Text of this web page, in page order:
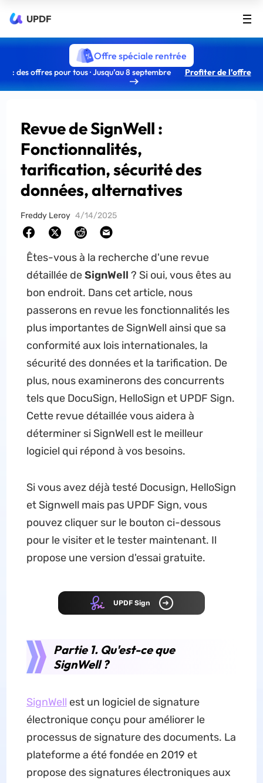
UPDF
Offre spéciale rentrée
: des offres pour tous · Jusqu’au 8 septembre Profiter de l’offre
Revue de SignWell :
Fonctionnalités,
tarification, sécurité des
données, alternatives
Freddy Leroy 4/14/2025
Êtes-vous à la recherche d'une revue
détaillée deSignWell ? Si oui, vous êtes au
bon endroit. Dans cet article, nous
passerons en revue les fonctionnalités les
plus importantes de SignWell ainsi que sa
conformité aux lois internationales, la
sécurité des données et la tarification. De
plus, nous examinerons des concurrents
tels que DocuSign, HelloSign et UPDF Sign.
Cette revue détaillée vous aidera à
déterminer si SignWell est le meilleur
logiciel qui répond à vos besoins.
Si vous avez déjà testé Docusign, HelloSign
et Signwell mais pas UPDF Sign, vous
pouvez cliquer sur le bouton ci-dessous
pour le visiter et le tester maintenant. Il
propose une version d'essai gratuite.
UPDF Sign
Partie 1. Qu'est-ce que
SignWell ?
SignWell est un logiciel de signature
électronique conçu pour améliorer le
processus de signature des documents. La
plateforme a été fondée en 2019 et
propose des signatures électroniques aux